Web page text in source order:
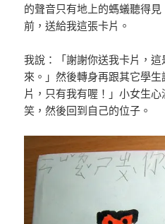
的聲音只有地上的螞蟻聽得
前，送給我這張卡片。
我說：「謝謝你送我卡片，
來。」然後轉身再跟其它學
片，只有我有喔！」小女生
笑，然後回到自己的位子。